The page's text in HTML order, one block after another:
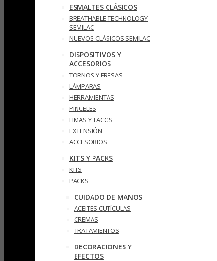
ESMALTES CLÁSICOS
BREATHABLE TECHNOLOGY
SEMILAC
NUEVOS CLÁSICOS SEMILAC
DISPOSITIVOS Y
ACCESORIOS
TORNOS Y FRESAS
LÁMPARAS
HERRAMIENTAS
PINCELES
LIMAS Y TACOS
EXTENSIÓN
ACCESORIOS
KITS Y PACKS
KITS
PACKS
CUIDADO DE MANOS
ACEITES CUTÍCULAS
CREMAS
TRATAMIENTOS
DECORACIONES Y
EFECTOS